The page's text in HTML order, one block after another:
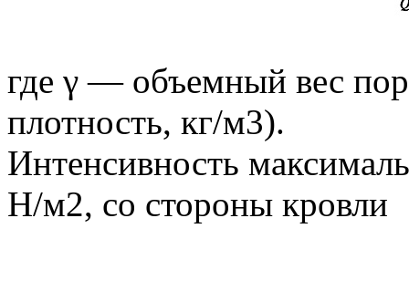
где γ — объемный вес
плотность, кг/м3).
Интенсивность
Н/м2, со стороны кровли